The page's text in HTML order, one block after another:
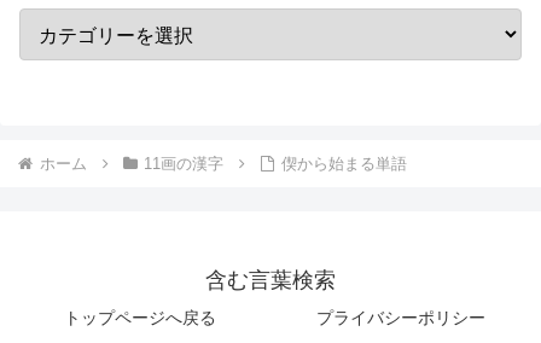
ホーム 11画の漢字 偰から始まる単語
含む言葉検索
トップページへ戻る プライバシーポリシー